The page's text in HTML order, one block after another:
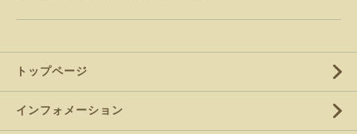
トップページ
インフォメーション